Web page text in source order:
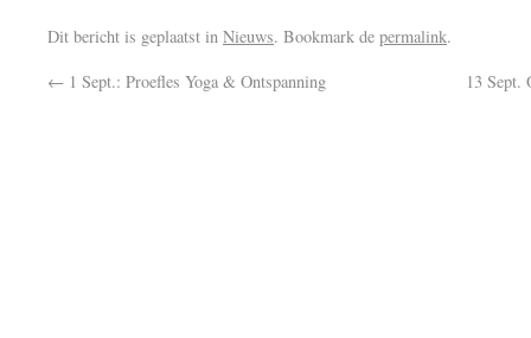
Dit bericht is geplaatst in Nieuws. Bookmark de permalink.
← 1 Sept.: Proefles Yoga & Ontspanning 13 Sept.